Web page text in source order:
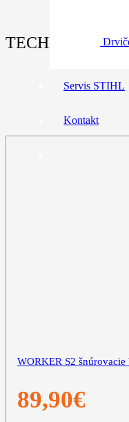
Servis STIHL
Kontakt
TECHNICKÉ
WORKER S2
89,90€